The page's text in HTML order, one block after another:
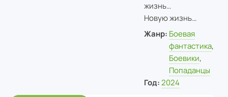
жизнь…
Новую жизнь…
Жанр: Боевая
фантастика,
Боевики,
Попаданцы
Год: 2024